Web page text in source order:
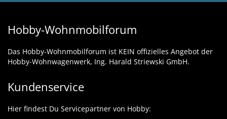
Hobby-Wohnmobilforum
Das Hobby-Wohnmobilforum ist KEIN offizielles Angebot der
Hobby-Wohnwagenwerk, Ing. Harald Striewski GmbH.
Kundenservice
Hier findest Du Servicepartner von Hobby: